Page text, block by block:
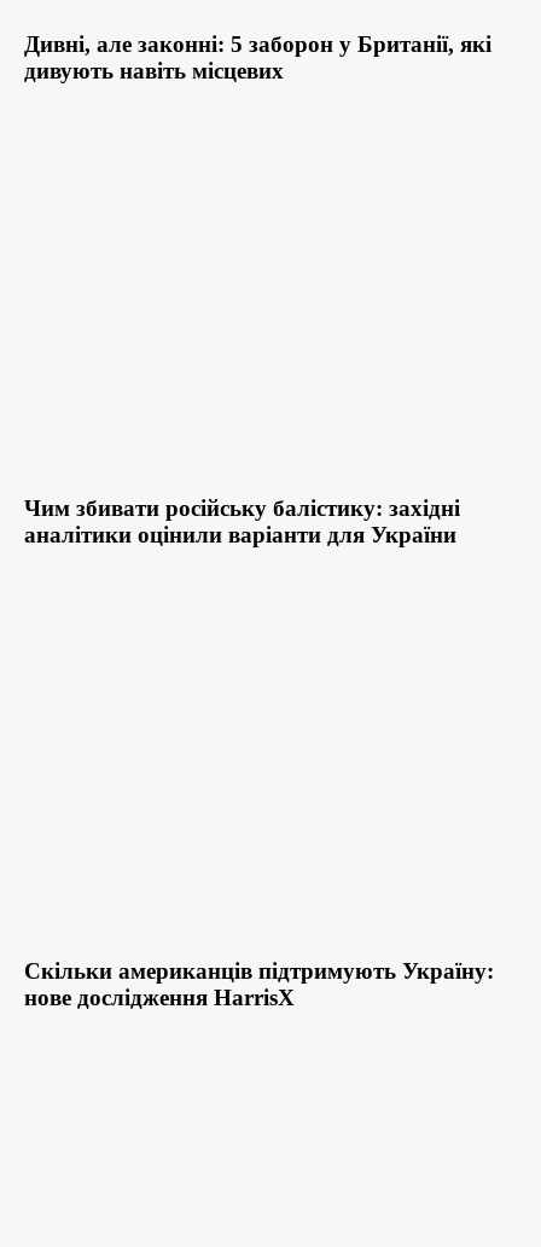
Дивні, але законні: 5 заборон у Британії, які
дивують навіть місцевих
Чим збивати російську балістику: західні
аналітики оцінили варіанти для України
Скільки американців підтримують Україну:
нове дослідження HarrisX